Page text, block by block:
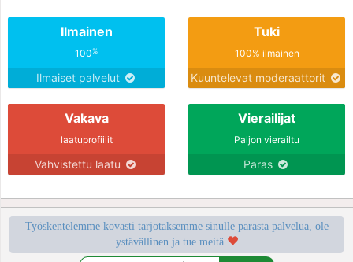
Ilmainen
100%
Ilmaiset palvelut
Tuki
100% ilmainen
Kuuntelevat moderaattorit
Vakava
laatuprofiilit
Vahvistettu laatu
Vierailijat
Paljon vierailtu
Paras
Työskentelemme kovasti tarjotaksemme sinulle parasta palvelua, ole
ystävällinen ja tue meitä